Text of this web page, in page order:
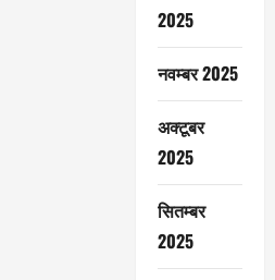
2025
नवम्बर 2025
अक्टूबर
2025
सितम्बर
2025